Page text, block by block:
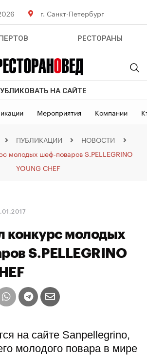
г. Санкт-Петербург
РЕСТОРАНЫ
НА САЙТЕ
Мероприятия Компании
ПУБЛИКАЦИИ
НОВОСТИ
молодых шеф-поваров S.PELLEGRINO
YOUNG CHEF
конкурс молодых
S.PELLEGRINO
на сайте Sanpellegrino,
молодого повара в мире